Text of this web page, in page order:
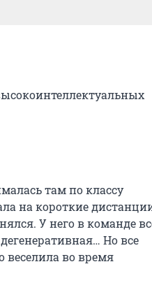
там по классу
на короткие
У него в команде
Но все
веселила во время